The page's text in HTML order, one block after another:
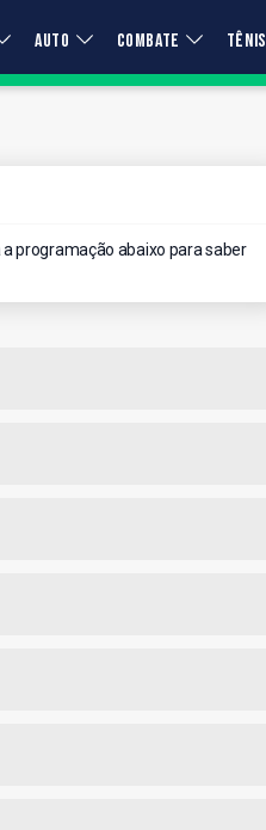
AUTO COMBATE TÊNIS
programação abaixo para saber